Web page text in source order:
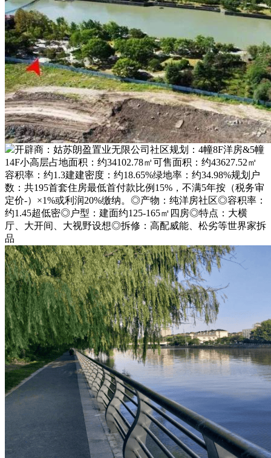
开辟商：姑苏朗盈置业无限公司社区规划：4幢8F洋房&5幢
14F小高层占地面积：约34102.78㎡可售面积：约43627.52㎡
容积率：约1.3建建密度：约18.65%绿地率：约34.98%规划户
数：共195首套住房最低首付款比例15%，不满5年按（税务审
定价-）×1%或利润20%缴纳。◎产物：纯洋房社区◎容积率：
约1.45超低密◎户型：建面约125-165㎡四房◎特点：大横
厅、大开间、大视野设想◎拆修：高配威能、松劣等世界家拆
品